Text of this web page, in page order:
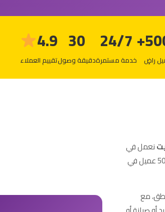
راضٍ
24/7
خدمة مستمرة
30
دقيقة وصول
4.9
تقييم العملاء
نعمل في
مجال الستلايت والرسيفرات منذ أكثر من 15 عاماً، قدمنا خدماتنا لأكثر من 5000 عميل في
معظم المناطق، مع